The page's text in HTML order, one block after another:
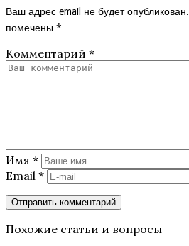
Ваш адрес email не будет опубликован.
помечены *
Комментарий *
Имя *
Email *
Похожие статьи и вопросы